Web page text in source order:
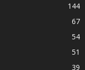
144
67
54
51
39